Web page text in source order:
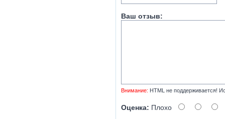
Ваш отзыв:
Внимание: HTML не поддерживается!
Оценка: Плохо